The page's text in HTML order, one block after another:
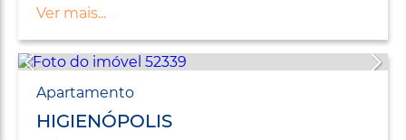
Ver mais...
Apartamento
HIGIENÓPOLIS